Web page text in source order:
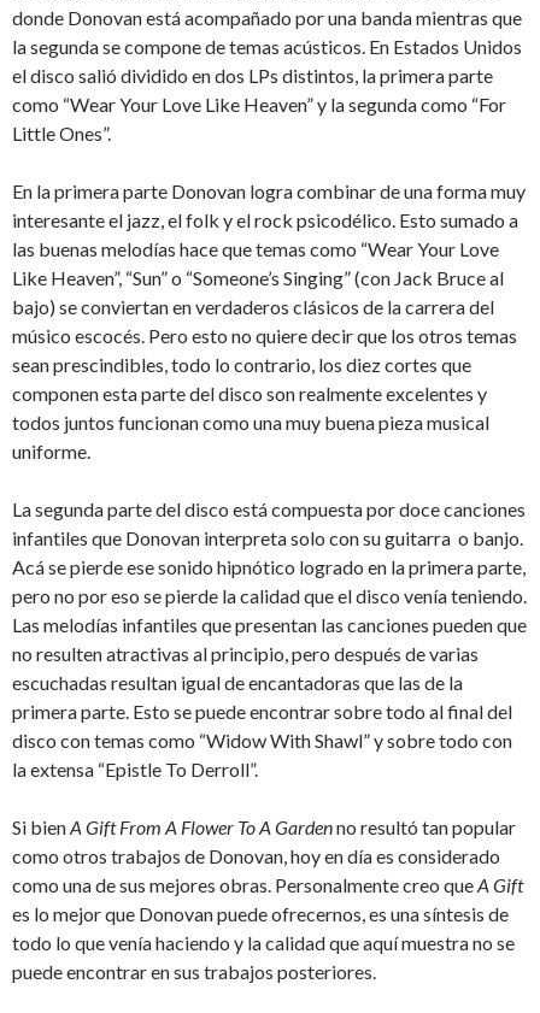
donde Donovan está acompañado por una banda mientras que
la segunda se compone de temas acústicos. En Estados Unidos
el disco salió dividido en dos LPs distintos, la primera parte
como “Wear Your Love Like Heaven” y la segunda como “For
Little Ones”.
En la primera parte Donovan logra combinar de una forma muy
interesante el jazz, el folk y el rock psicodélico. Esto sumado a
las buenas melodías hace que temas como “Wear Your Love
Like Heaven”, “Sun” o “Someone’s Singing” (con Jack Bruce al
bajo) se conviertan en verdaderos clásicos de la carrera del
músico escocés. Pero esto no quiere decir que los otros temas
sean prescindibles, todo lo contrario, los diez cortes que
componen esta parte del disco son realmente excelentes y
todos juntos funcionan como una muy buena pieza musical
uniforme.
La segunda parte del disco está compuesta por doce canciones
infantiles que Donovan interpreta solo con su guitarra o banjo.
Acá se pierde ese sonido hipnótico logrado en la primera parte,
pero no por eso se pierde la calidad que el disco venía teniendo.
Las melodías infantiles que presentan las canciones pueden que
no resulten atractivas al principio, pero después de varias
escuchadas resultan igual de encantadoras que las de la
primera parte. Esto se puede encontrar sobre todo al final del
disco con temas como “Widow With Shawl” y sobre todo con
la extensa “Epistle To Derroll”.
Si bienA Gift From A Flower To A Gardenno resultó tan popular
como otros trabajos de Donovan, hoy en día es considerado
como una de sus mejores obras. Personalmente creo queA Gift
es lo mejor que Donovan puede ofrecernos, es una síntesis de
todo lo que venía haciendo y la calidad que aquí muestra no se
puede encontrar en sus trabajos posteriores.